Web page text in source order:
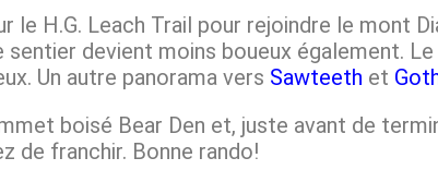
le H.G. Leach Trail pour rejoindre le mont
devient moins boueux également.
Un autre panorama vers Sawteeth et
boisé Bear Den et, juste avant de
de franchir. Bonne rando!